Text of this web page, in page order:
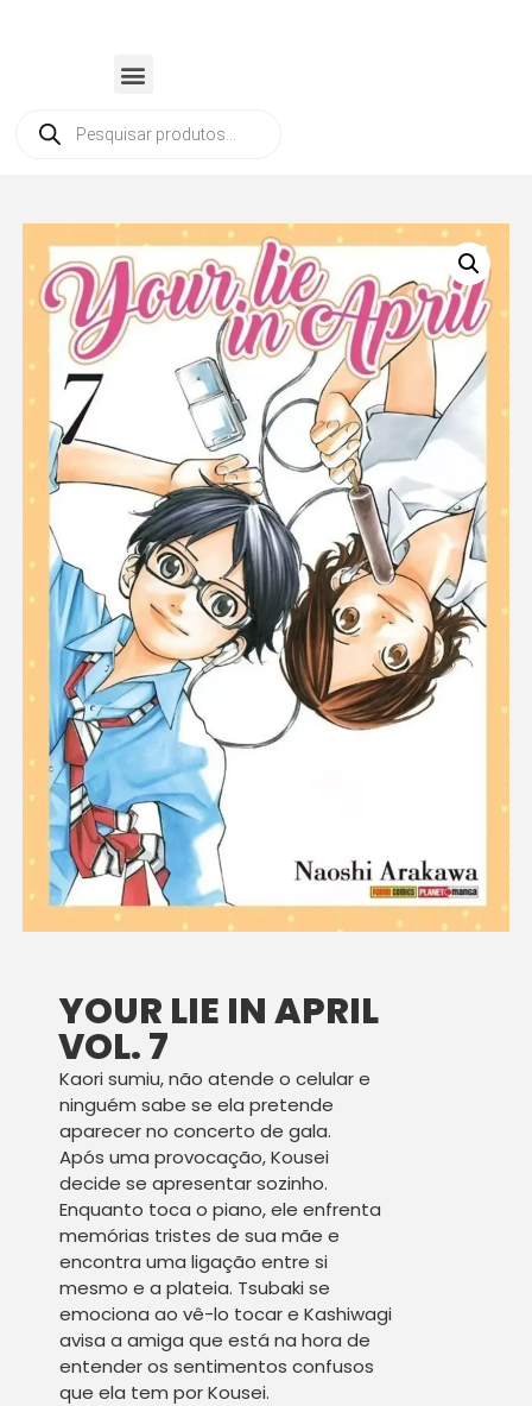
YOUR LIE IN APRIL
VOL. 7
Kaori sumiu, não atende o celular e
ninguém sabe se ela pretende
aparecer no concerto de gala.
Após uma provocação, Kousei
decide se apresentar sozinho.
Enquanto toca o piano, ele enfrenta
memórias tristes de sua mãe e
encontra uma ligação entre si
mesmo e a plateia. Tsubaki se
emociona ao vê-lo tocar e Kashiwagi
avisa a amiga que está na hora de
entender os sentimentos confusos
que ela tem por Kousei.